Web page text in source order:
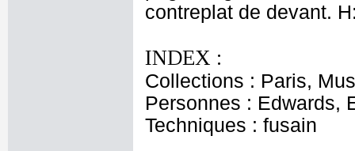
contreplat de devant.
INDEX :
Collections : Paris,
Personnes : Edwards,
Techniques : fusain